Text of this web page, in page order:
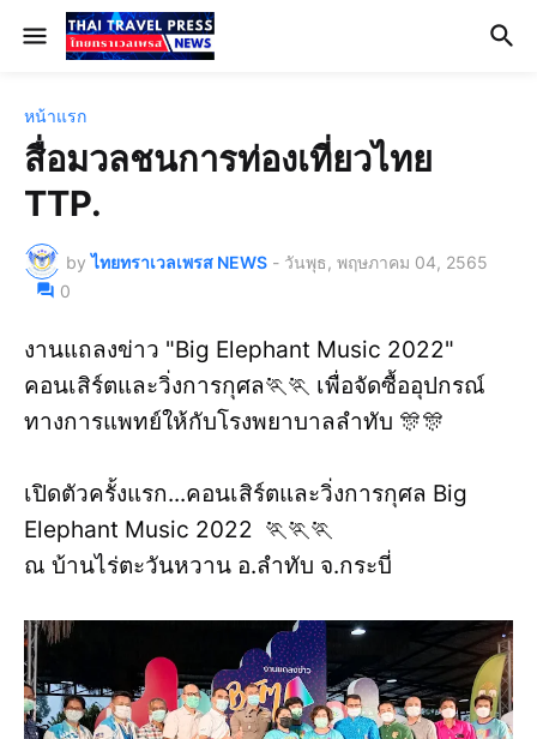
หน้าแรก
สื่อมวลชนการท่องเที่ยวไทย
TTP.
by ไทยทราเวลเพรส NEWS - วันพุธ, พฤษภาคม 04, 2565
0
งานแถลงข่าว "Big Elephant Music 2022"
คอนเสิร์ตและวิ่งการกุศล🏃🏃 เพื่อจัดซื้ออุปกรณ์
ทางการแพทย์ให้กับโรงพยาบาลลำทับ 🎊🎊
เปิดตัวครั้งแรก...คอนเสิร์ตและวิ่งการกุศล Big
Elephant Music 2022 🏃🏃🏃
ณ บ้านไร่ตะวันหวาน อ.ลำทับ จ.กระบี่